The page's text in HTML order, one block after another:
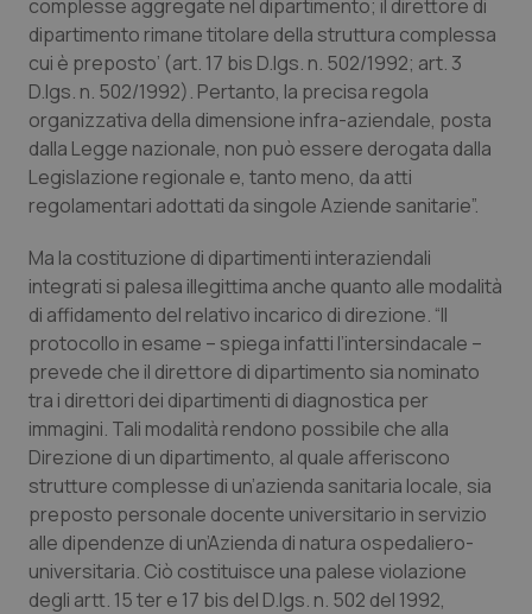
Piemonte
Provincia Autonoma di Bolzano
Provincia Autonoma di Trento
Puglia
Sardegna
Sicilia
Toscana
Umbria
Valle D’Aosta
Veneto
HIV
Infezioni & Febbre
Ipertensione & Scompenso
Malattie rare
Malattia di Crohn & Rettocolite Ulcerosa
Neuroscienze & patologie neurodegenerative
Obesità
Oftalmologia
Oncodermatologia
Oncoematologia
complesse aggregate nel dipartimento; il direttore di
dipartimento rimane titolare della struttura complessa
cui è preposto’ (art. 17 bis D.lgs. n. 502/1992; art. 3
D.lgs. n. 502/1992). Pertanto, la precisa regola
organizzativa della dimensione infra-aziendale, posta
dalla Legge nazionale, non può essere derogata dalla
Legislazione regionale e, tanto meno, da atti
regolamentari adottati da singole Aziende sanitarie”.
Ma la costituzione di dipartimenti interaziendali
integrati si palesa illegittima anche quanto alle modalità
di affidamento del relativo incarico di direzione. “Il
protocollo in esame – spiega infatti l’intersindacale –
prevede che il direttore di dipartimento sia nominato
tra i direttori dei dipartimenti di diagnostica per
immagini. Tali modalità rendono possibile che alla
Direzione di un dipartimento, al quale afferiscono
strutture complesse di un’azienda sanitaria locale, sia
preposto personale docente universitario in servizio
alle dipendenze di un’Azienda di natura ospedaliero-
universitaria. Ciò costituisce una palese violazione
degli artt. 15 ter e 17 bis del D.lgs. n. 502 del 1992,